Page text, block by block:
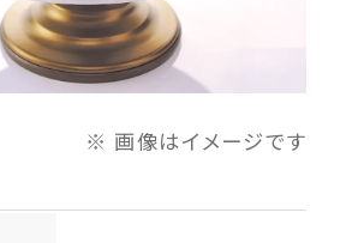
画像はイメージです